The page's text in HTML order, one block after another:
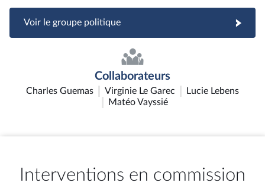
Voir le groupe politique
Collaborateurs
Charles Guemas Virginie Le Garec
Lucie Lebens
Matéo Vayssié
Interventions en commission